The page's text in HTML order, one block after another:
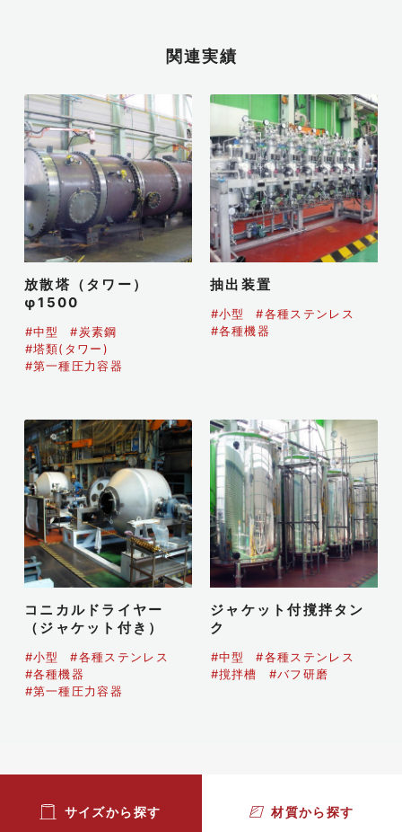
関連実績
放散塔（タワー）
φ1500
#中型
#炭素鋼
#塔類(タワー)
#第一種圧力容器
抽出装置
#小型
#各種ステンレス
#各種機器
コニカルドライヤー
（ジャケット付き）
#小型
#各種ステンレス
#各種機器
#第一種圧力容器
ジャケット付撹拌タン
ク
#中型
#各種ステンレス
#撹拌槽
#バフ研磨
サイズから探す 材質から探す